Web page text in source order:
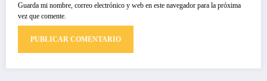
Guarda mi nombre, correo electrónico y web en este navegador para la próxima
vez que comente.